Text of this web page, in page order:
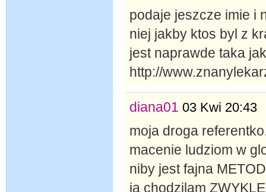
podaje jeszcze imie i
niej jakby ktos byl z
jest naprawde taka
http://
diana01 03 Kwi 20:43
moja droga
macenie ludziom w
niby jest fajna
ja chodzilam